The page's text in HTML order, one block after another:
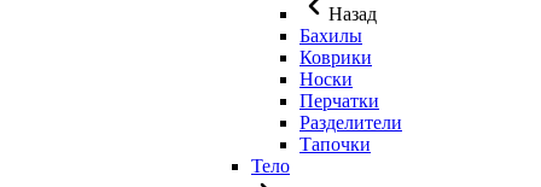
Назад
Бахилы
Коврики
Носки
Перчатки
Разделители
Тапочки
Тело